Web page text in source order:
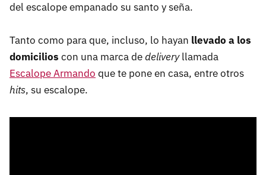
del escalope empanado su santo y seña.
Tanto como para que, incluso, lo hayan llevado a los
domicilios con una marca dedeliveryllamada
Escalope Armando que te pone en casa, entre otros
hits, su escalope.